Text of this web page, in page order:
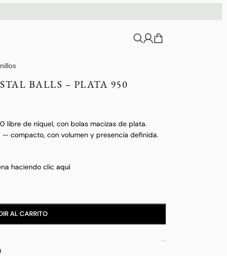
BALLS – PLATA 950
libre de níquel, con bolas macizas de plata.
— compacto, con volumen y presencia definida.
haciendo clic aqui
AL CARRITO